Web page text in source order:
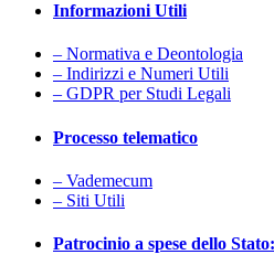
Informazioni Utili
– Normativa e Deontologia
– Indirizzi e Numeri Utili
– GDPR per Studi Legali
Processo telematico
– Vademecum
– Siti Utili
Patrocinio a spese dello